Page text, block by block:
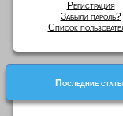
Регистрация
Забыли пароль?
Список
Последние